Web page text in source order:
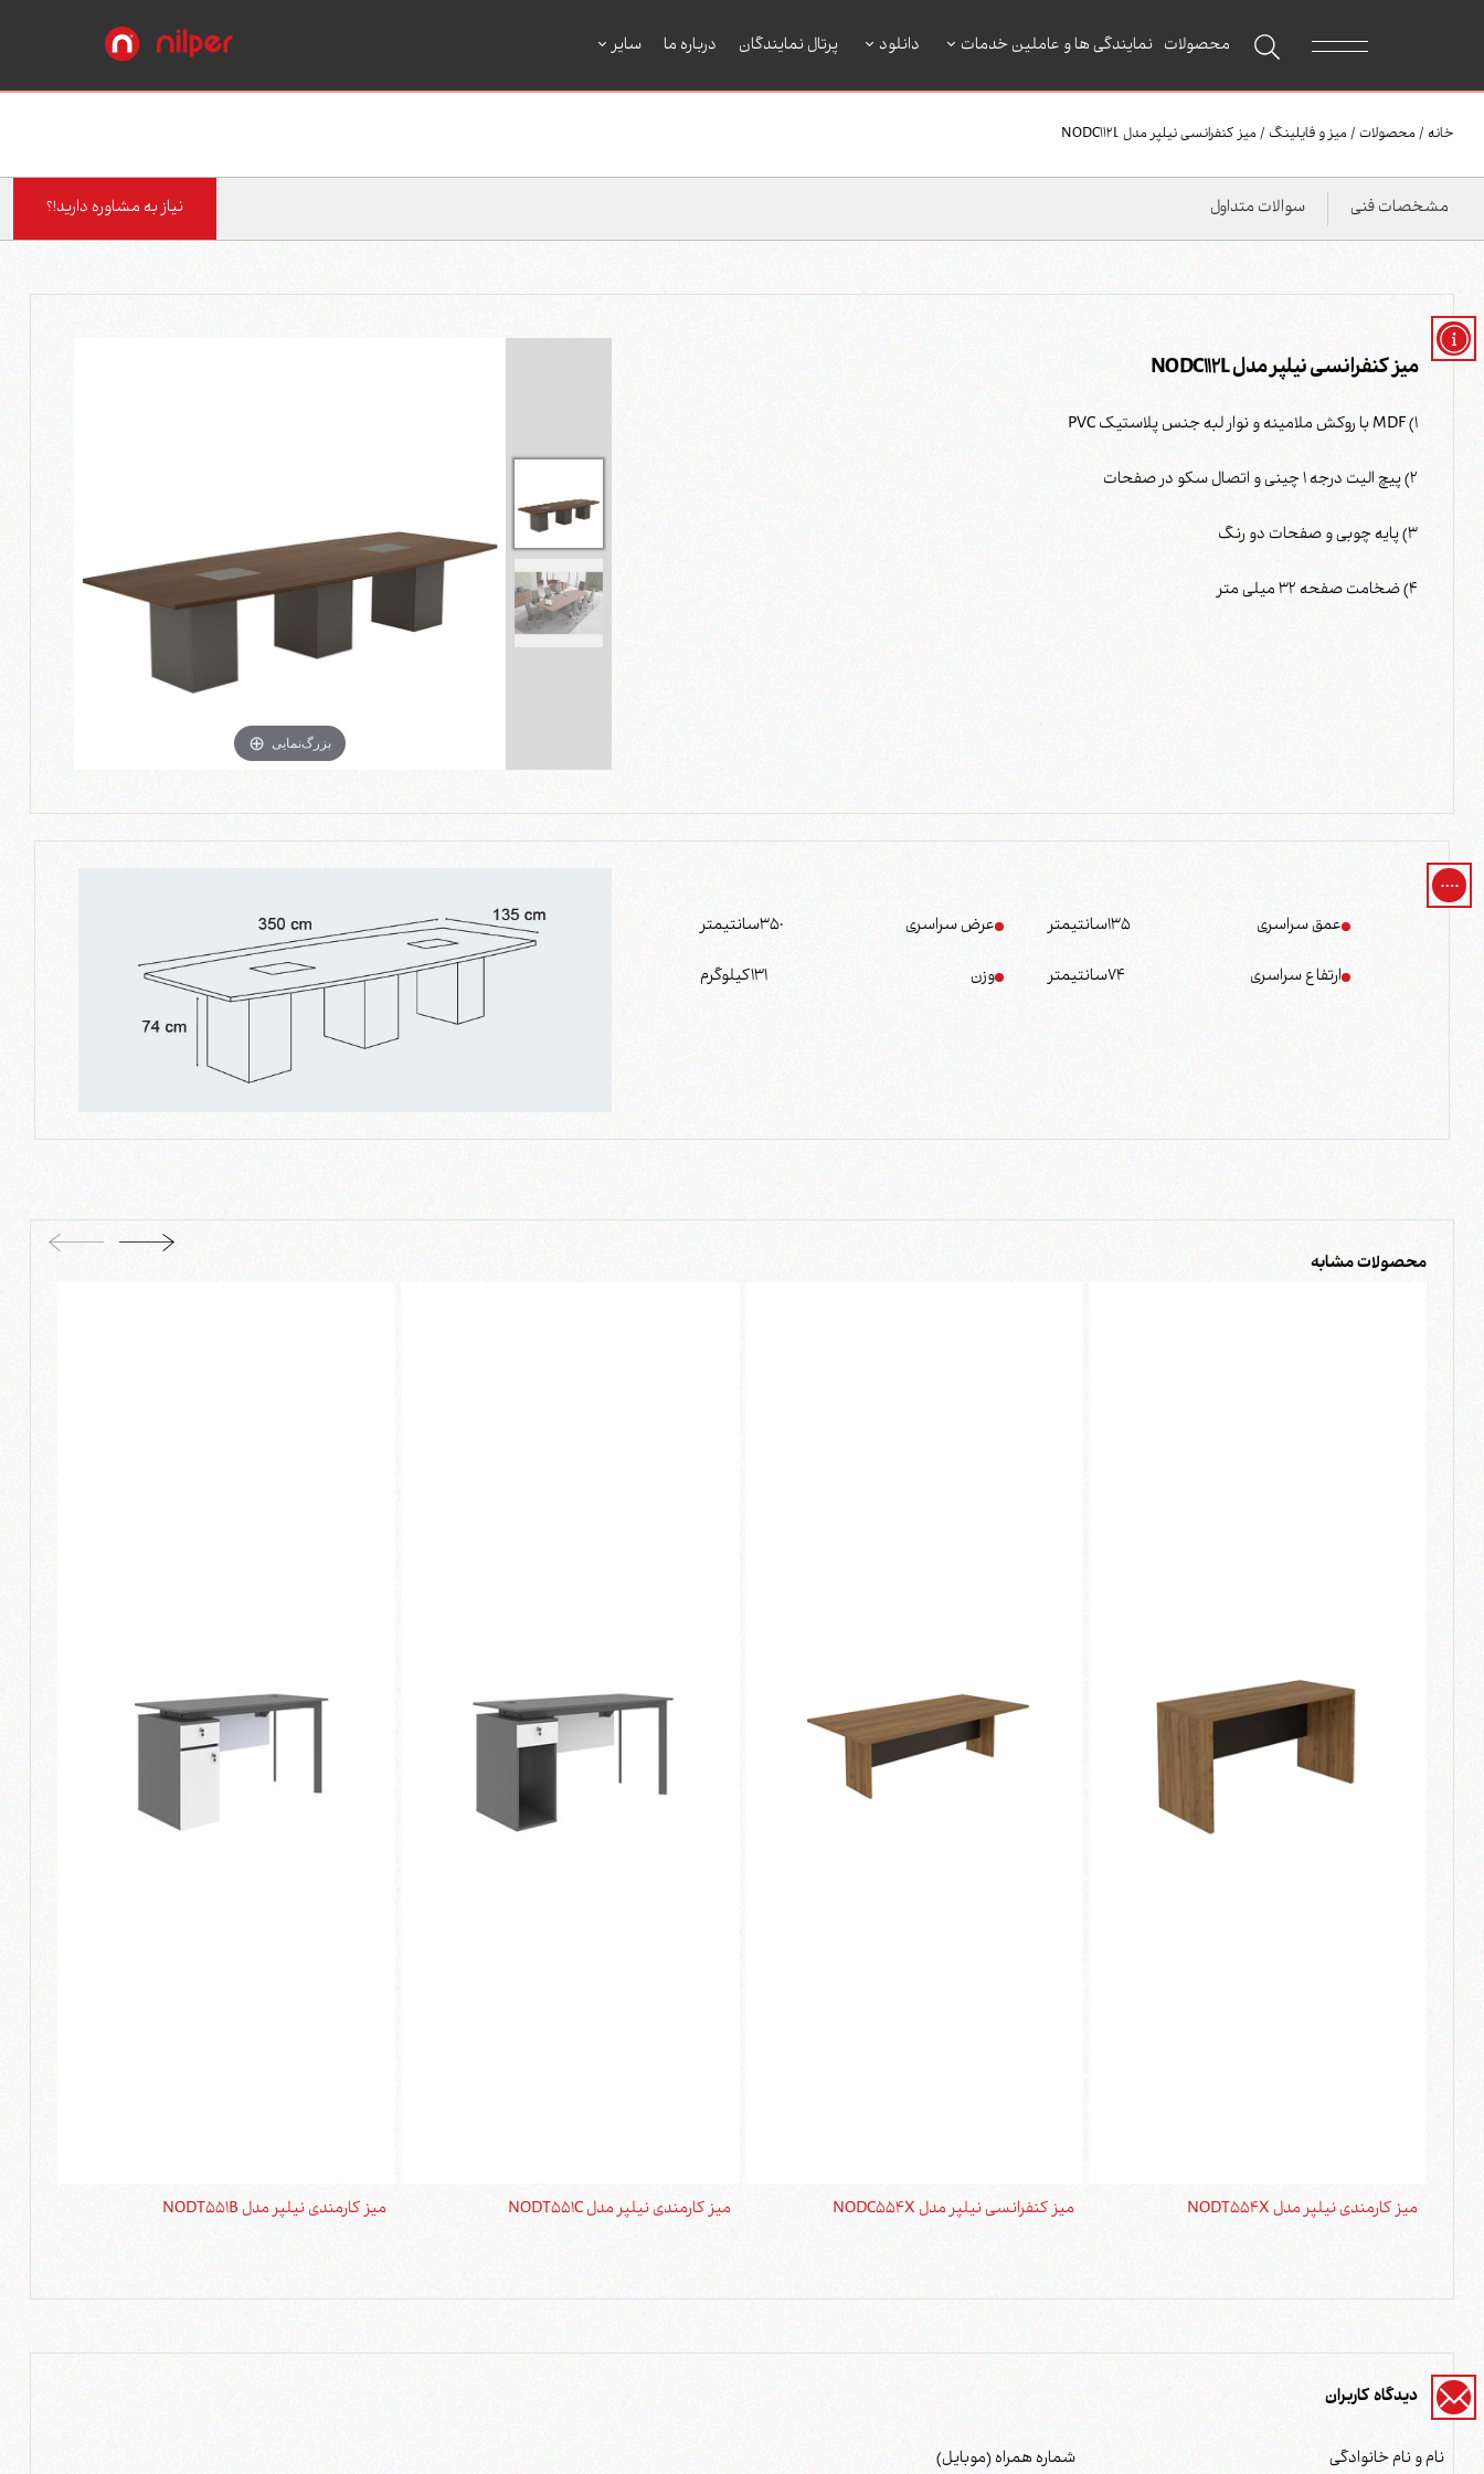
محصولات نمایندگی ها و عاملین خدمات دانلود پرتال نمایندگان درباره ما سایر
خانه / محصولات / میز و فایلینگ / میز کنفرانسی نیلپر مدل NODC112L
مشخصات فنی سوالات متداول نیاز به مشاوره دارید!؟
میز کنفرانسی نیلپر مدل NODC112L
1) MDF با روکش ملامینه و نوار لبه جنس پلاستیک PVC
2) پیچ الیت درجه 1 چینی و اتصال سکو در صفحات
3) پایه چوبی و صفحات دو رنگ
4) ضخامت صفحه 32 میلی متر
بزرگ‌نمایی
عمق سراسری 135سانتیمتر عرض سراسری 350سانتیمتر
ارتفاع سراسری 74سانتیمتر وزن 131کیلوگرم
محصولات مشابه
میز کارمندی نیلپر مدل NODT554X میز کنفرانسی نیلپر مدل NODC554X میز کارمندی نیلپر مدل NODT551C میز کارمندی نیلپر مدل NODT551B
دیدگاه کاربران
نام و نام خانوادگی شماره همراه (موبایل)